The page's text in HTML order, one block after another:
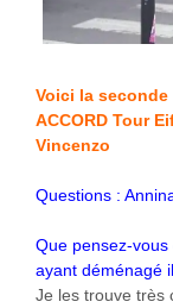
Voici la seconde
ACCORD Tour
Vincenzo
Questions :
Que pensez-vous
ayant déménagé
Je les trouve très